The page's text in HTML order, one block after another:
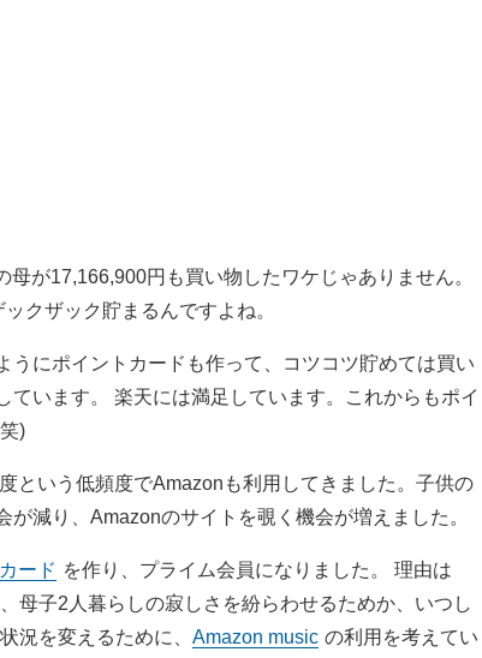
が17,166,900円も買い物したワケじゃありません。
クザック貯まるんですよね。
うにポイントカードも作って、コツコツ貯めては買い
います。 楽天には満足しています。これからもポイ
)
という低頻度でAmazonも利用してきました。子供の
減り、Amazonのサイトを覗く機会が増えました。
ード を作り、プライム会員になりました。 理由は
母子2人暮らしの寂しさを紛らわせるためか、いつし
況を変えるために、 Amazon music の利用を考えてい